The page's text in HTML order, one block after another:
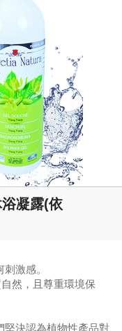
凝露(依
激感。
然，且尊重環境保
堅決認為植物性產品對